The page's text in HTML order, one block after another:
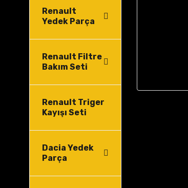
Renault
Yedek Parça
Renault Filtre
Bakım Seti
Renault Triger
Kayışı Seti
Dacia Yedek
Parça